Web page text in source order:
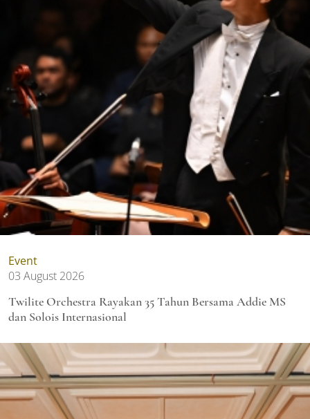
Event
03 August 2026
Twilite Orchestra Rayakan 35 Tahun Bersama Addie MS
dan Solois Internasional